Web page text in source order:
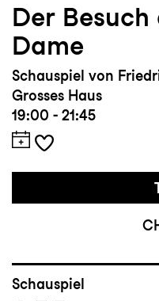
Der
Dame
Schauspiel von
Grosses Haus
19:00 - 21:45
Schauspiel